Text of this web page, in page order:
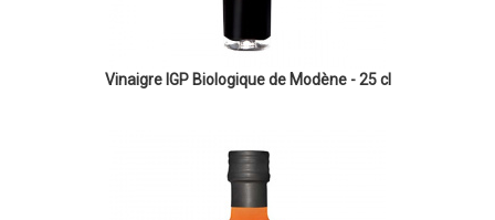
Vinaigre IGP Biologique de Modène - 25 cl